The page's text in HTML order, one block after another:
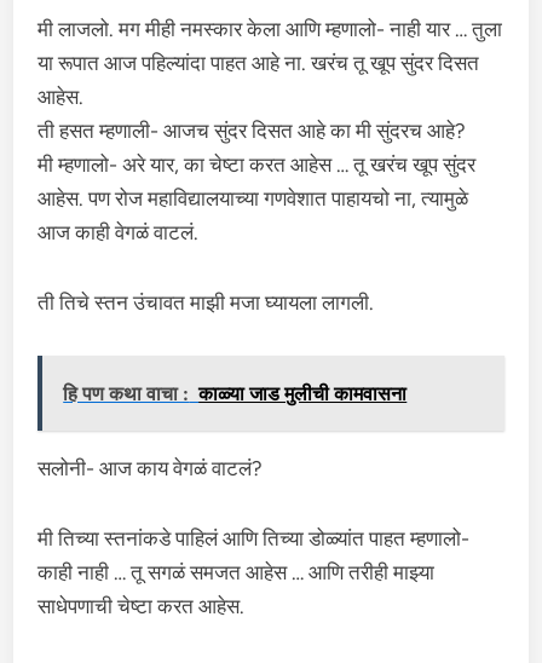
मी लाजलो. मग मीही नमस्कार केला आणि म्हणालो- नाही यार … तुला
या रूपात आज पहिल्यांदा पाहत आहे ना. खरंच तू खूप सुंदर दिसत
आहेस.
ती हसत म्हणाली- आजच सुंदर दिसत आहे का मी सुंदरच आहे?
मी म्हणालो- अरे यार, का चेष्टा करत आहेस … तू खरंच खूप सुंदर
आहेस. पण रोज महाविद्यालयाच्या गणवेशात पाहायचो ना, त्यामुळे
आज काही वेगळं वाटलं.
ती तिचे स्तन उंचावत माझी मजा घ्यायला लागली.
हि पण कथा वाचा : काळ्या जाड मुलीची कामवासना
सलोनी- आज काय वेगळं वाटलं?
मी तिच्या स्तनांकडे पाहिलं आणि तिच्या डोळ्यांत पाहत म्हणालो-
काही नाही … तू सगळं समजत आहेस … आणि तरीही माझ्या
साधेपणाची चेष्टा करत आहेस.